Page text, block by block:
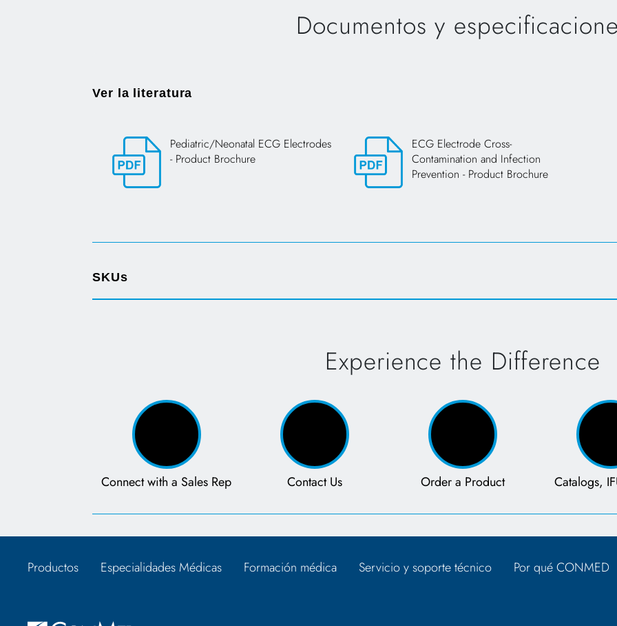
Documentos y
Ver la literatura
Pediatric/Neonatal ECG Electrodes
- Product Brochure
ECG Electrode Cross-
Contamination and Infection
Prevention - Product Brochure
SKUs
Experience the Difference
Connect with a Sales Rep Contact Us Order a Product Catalogs,
Productos Especialidades Médicas Formación médica Servicio y soporte técnico Por qué CONMED